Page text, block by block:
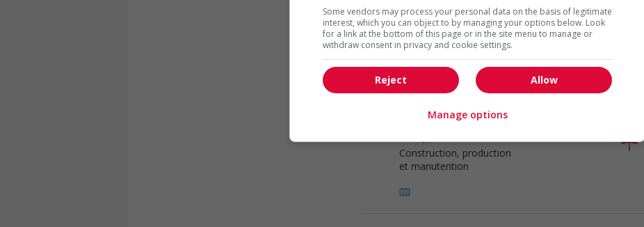
Plumber
Richmond, BC
Construction, production
et manutention
Plumber
Construction, production
et manutention
Some vendors may process your personal data on the basis of legitimate
interest, which you can object to by managing your options below. Look
for a link at the bottom of this page or in the site menu to manage or
withdraw consent in privacy and cookie settings.
Allow
Reject
Manage options